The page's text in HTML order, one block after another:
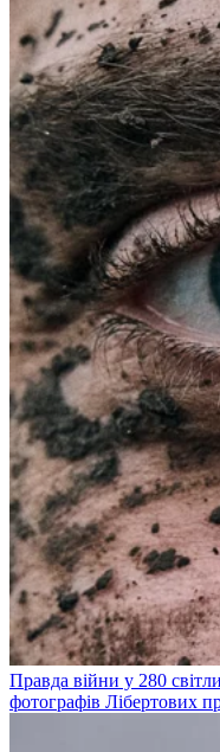
Правда війни у 280
фотографів Лібертових